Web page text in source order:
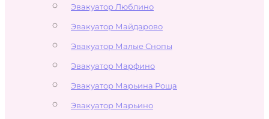
Эвакуатор Люблино
Эвакуатор Майдарово
Эвакуатор Малые Снопы
Эвакуатор Марфино
Эвакуатор Марьина Роща
Эвакуатор Марьино